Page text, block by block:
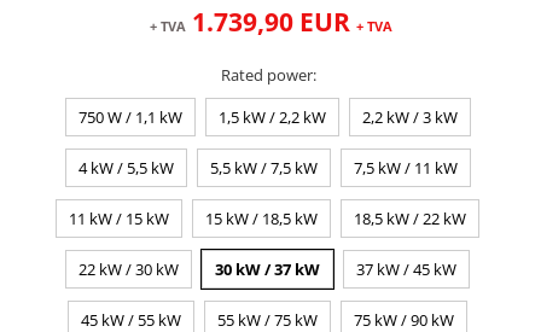
+ TVA 1.739,90 EUR + TVA
Rated power:
750 W / 1,1 kW
1,5 kW / 2,2 kW 2,2 kW / 3 kW
4 kW / 5,5 kW 5,5 kW / 7,5 kW 7,5 kW / 11 kW
11 kW / 15 kW 15 kW / 18,5 kW 18,5 kW / 22 kW
22 kW / 30 kW 30 kW / 37 kW 37 kW / 45 kW
45 kW / 55 kW 55 kW / 75 kW 75 kW / 90 kW